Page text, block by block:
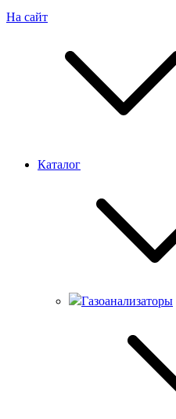
На сайт
Каталог
Газоанализаторы